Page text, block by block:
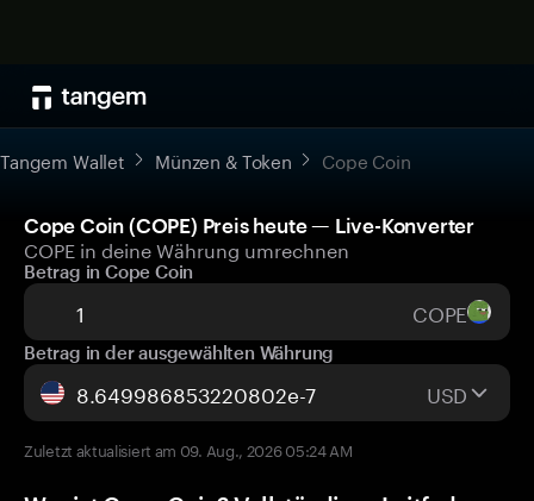
Tangem Wallet Münzen & Token Cope Coin
Cope Coin (COPE) Preis heute — Live-Konverter
COPE in deine Währung umrechnen
Betrag in Cope Coin
COPE
Betrag in der ausgewählten Währung
USD
Zuletzt aktualisiert am 09. Aug., 2026 05:24 AM